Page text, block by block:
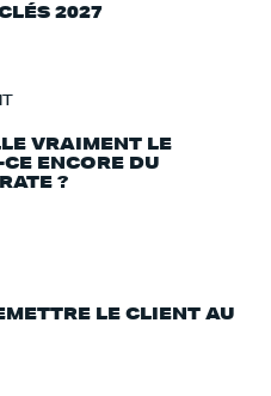
2027
VRAIMENT LE
ENCORE DU
?
LE CLIENT AU